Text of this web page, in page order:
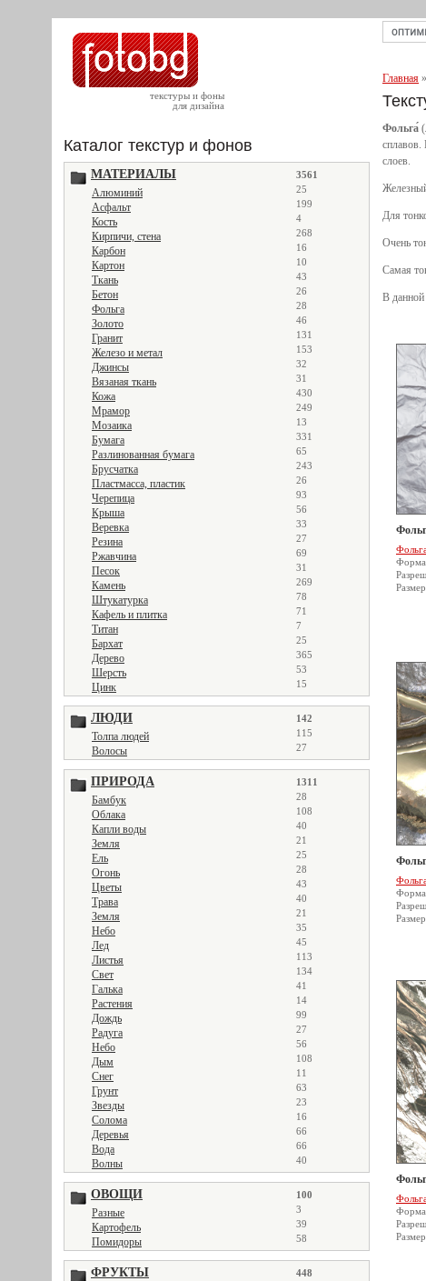
текстуры и фоны
для дизайна
Каталог текстур и фонов
МАТЕРИАЛЫ 3561
Алюминий 25
Асфальт 199
Кость 4
Кирпичи, стена 268
Карбон 16
Картон 10
Ткань 43
Бетон 26
Фольга 28
Золото 46
Гранит 131
Железо и метал 153
Джинсы 32
Вязаная ткань 31
Кожа 430
Мрамор 249
Мозаика 13
Бумага 331
Разлинованная бумага 65
Брусчатка 243
Пластмасса, пластик 26
Черепица 93
Крыша 56
Веревка 33
Резина 27
Ржавчина 69
Песок 31
Камень 269
Штукатурка 78
Кафель и плитка 71
Титан 7
Бархат 25
Дерево 365
Шерсть 53
Цинк 15
ЛЮДИ 142
Толпа людей 115
Волосы 27
ПРИРОДА 1311
Бамбук 28
Облака 108
Капли воды 40
Земля 21
Ель 25
Огонь 28
Цветы 43
Трава 40
Земля 21
Небо 35
Лед 45
Листья 113
Свет 134
Галька 41
Растения 14
Дождь 99
Радуга 27
Небо 56
Дым 108
Снег 11
Грунт 63
Звезды 23
Солома 16
Деревья 66
Вода 66
Волны 40
ОВОЩИ 100
Разные 3
Картофель 39
Помидоры 58
ФРУКТЫ 448
Главная »
Фольга́
сплавов.
слоев.
Для
Очень
Самая
В данной